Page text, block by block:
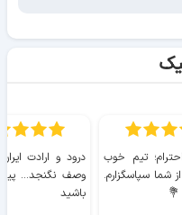
تیم خوب
شما سپاسگزارم.
💐
درود و ارادت
وصف نگنجد...
باشید